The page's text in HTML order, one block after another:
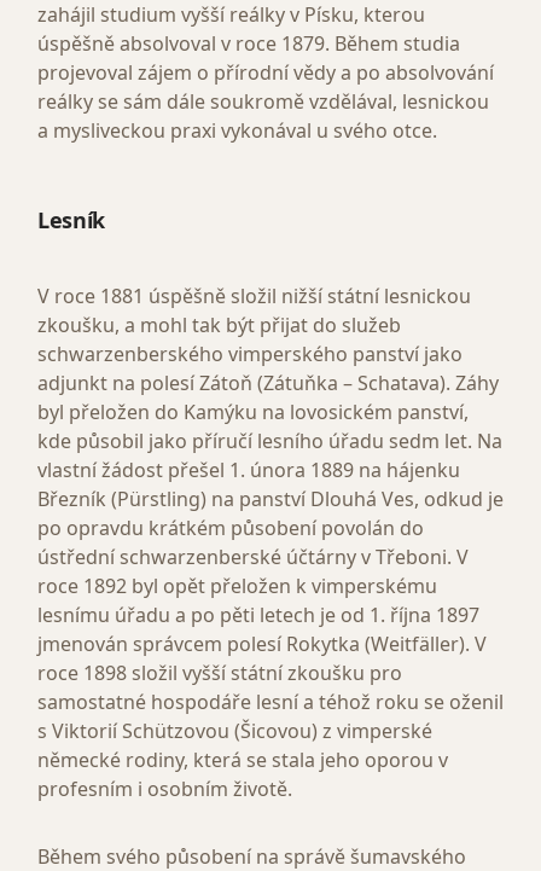
zahájil studium vyšší reálky v Písku, kterou
úspěšně absolvoval v roce 1879. Během studia
projevoval zájem o přírodní vědy a po absolvování
reálky se sám dále soukromě vzdělával, lesnickou
a mysliveckou praxi vykonával u svého otce.
Lesník
V roce 1881 úspěšně složil nižší státní lesnickou
zkoušku, a mohl tak být přijat do služeb
schwarzenberského vimperského panství jako
adjunkt na polesí Zátoň (Zátuňka – Schatava). Záhy
byl přeložen do Kamýku na lovosickém panství,
kde působil jako příručí lesního úřadu sedm let. Na
vlastní žádost přešel 1. února 1889 na hájenku
Březník (Pürstling) na panství Dlouhá Ves, odkud je
po opravdu krátkém působení povolán do
ústřední schwarzenberské účtárny v Třeboni. V
roce 1892 byl opět přeložen k vimperskému
lesnímu úřadu a po pěti letech je od 1. října 1897
jmenován správcem polesí Rokytka (Weitfäller). V
roce 1898 složil vyšší státní zkoušku pro
samostatné hospodáře lesní a téhož roku se oženil
s Viktorií Schützovou (Šicovou) z vimperské
německé rodiny, která se stala jeho oporou v
profesním i osobním životě.
Během svého působení na správě šumavského